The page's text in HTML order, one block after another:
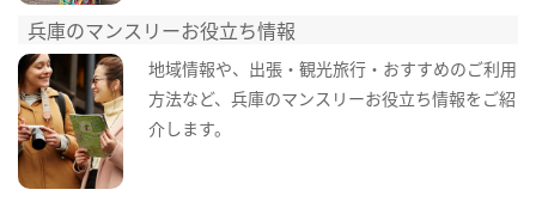
兵庫のマンスリーお役立ち情報
地域情報や、出張・観光旅行・おすすめのご利用
方法など、兵庫のマンスリーお役立ち情報をご紹
介します。